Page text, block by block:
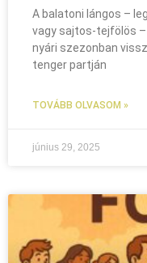
A balatoni lángos –
vagy sajtos-tejfölös
nyári szezonban
tenger partján
TOVÁBB OLVASOM »
június 29, 2025